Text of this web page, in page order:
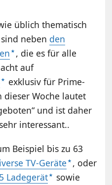
üblich thematisch
neben den
, die es für alle
auf
exklusiv für Prime-
Woche lautet
und ist daher
interessant..
Beispiel bis zu 63
TV-Geräte , oder
Ladegerät
sowie